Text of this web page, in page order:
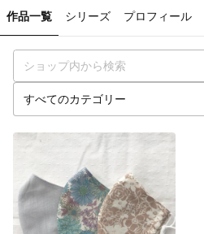
作品一覧 シリーズ プロフィール